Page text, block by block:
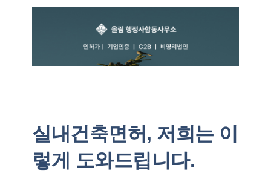
실내건축면허, 저희는 이
렇게 도와드립니다.